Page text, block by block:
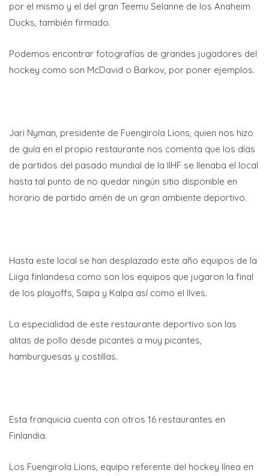
por el mismo y el del gran Teemu Selanne de los Anaheim
Ducks, también firmado.
Podemos encontrar fotografías de grandes jugadores del
hockey como son McDavid o Barkov, por poner ejemplos.
Jari Nyman, presidente de Fuengirola Lions, quien nos hizo
de guía en el propio restaurante nos comenta que los días
de partidos del pasado mundial de la IIHF se llenaba el local
hasta tal punto de no quedar ningún sitio disponible en
horario de partido amén de un gran ambiente deportivo.
Hasta este local se han desplazado este año equipos de la
Liiga finlandesa como son los equipos que jugaron la final
de los playoffs, Saipa y Kalpa así como el Ilves.
La especialidad de este restaurante deportivo son las
alitas de pollo desde picantes a muy picantes,
hamburguesas y costillas.
Esta franquicia cuenta con otros 16 restaurantes en
Finlandia.
Los Fuengirola Lions, equipo referente del hockey línea en